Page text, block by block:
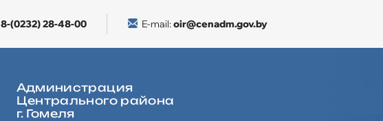
8-(0232) 28-48-00 E-mail:oir@cenadm.gov.by
Администрация
Центрального района
г. Гомеля